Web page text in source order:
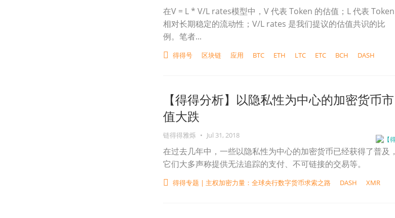
在V = L * V/L rates模型中，V 代表 Token 的估值；L 代表 Token
相对长期稳定的流动性；V/L rates 是我们提议的估值共识的比
例。笔者...
得得号 区块链 应用 BTC ETH LTC ETC BCH DASH
【得得分析】以隐私性为中心的加密货币市
值大跌
链得得雅烁 • Jul 31, 2018
在过去几年中，一些以隐私性为中心的加密货币已经获得了普及，
它们大多声称提供无法追踪的支付、不可链接的交易等。
得得专题 | 主权加密力量：全球央行数字货币求索之路 DASH XMR